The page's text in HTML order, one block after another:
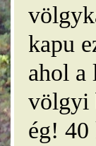
kapu
ahol a
völgyi
ég! 40